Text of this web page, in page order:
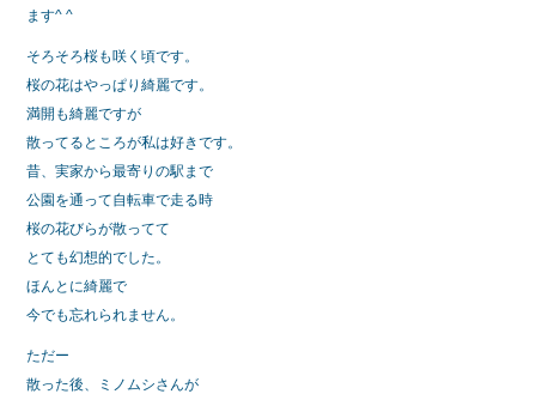
ます^ ^
そろそろ桜も咲く頃です。
桜の花はやっぱり綺麗です。
満開も綺麗ですが
散ってるところが私は好きです。
昔、実家から最寄りの駅まで
公園を通って自転車で走る時
桜の花びらが散ってて
とても幻想的でした。
ほんとに綺麗で
今でも忘れられません。
ただー
散った後、ミノムシさんが